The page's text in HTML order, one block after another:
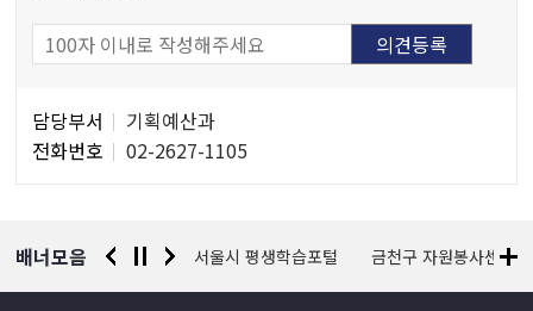
당
자
담당부서
기획예산과
전화번호
02-2627-1105
배너모음
찰청 유실물 통합포털 서울시 평생학습포털 금천구 자원봉사센터